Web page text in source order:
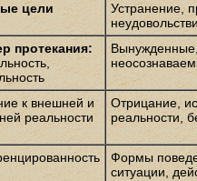
цели
Устранение,
протекания:
к внешней и
реальности
Отрицание,
реальности,
Формы
ситуации,